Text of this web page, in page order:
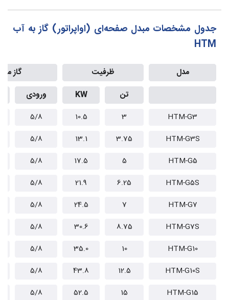
جدول مشخصات مبدل صفحه‌ای (اواپراتور) گاز به آب
HTM
مدل ظرفیت
گاز
تن
KW ورودی
HTM-G3
3
10.5
5/8
HTM-G3S
3.75
13.1
5/8
HTM-G5
5
17.5
5/8
HTM-G5S
6.25
21.9
5/8
HTM-G7
7
24.5
5/8
HTM-G7S
8.75
30.6
5/8
HTM-G10
10
35.0
5/8
HTM-G10S
12.5
43.8
5/8
HTM-G15
15
52.5
5/8